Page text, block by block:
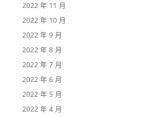
2022 年 11 月
2022 年 10 月
2022 年 9 月
2022 年 8 月
2022 年 7 月
2022 年 6 月
2022 年 5 月
2022 年 4 月